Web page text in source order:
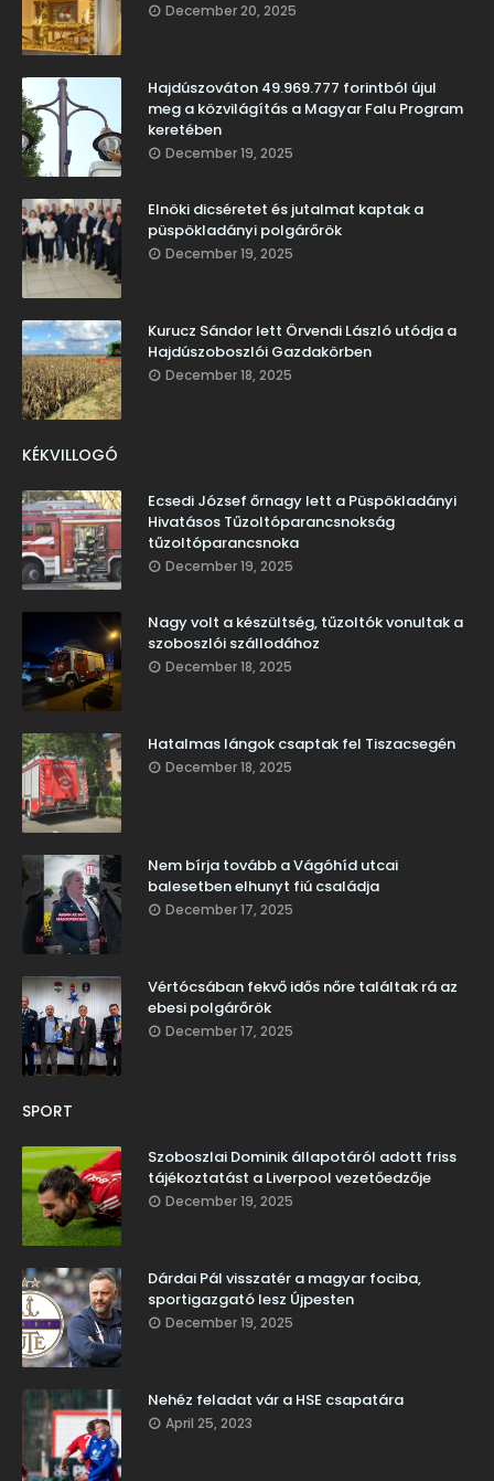
December 20, 2025
Hajdúszováton 49.969.777 forintból újul
meg a közvilágítás a Magyar Falu Program
keretében
December 19, 2025
Elnöki dicséretet és jutalmat kaptak a
püspökladányi polgárőrök
December 19, 2025
Kurucz Sándor lett Örvendi László utódja a
Hajdúszoboszlói Gazdakörben
December 18, 2025
KÉKVILLOGÓ
Ecsedi József őrnagy lett a Püspökladányi
Hivatásos Tűzoltóparancsnokság
tűzoltóparancsnoka
December 19, 2025
Nagy volt a készültség, tűzoltók vonultak a
szoboszlói szállodához
December 18, 2025
Hatalmas lángok csaptak fel Tiszacsegén
December 18, 2025
Nem bírja tovább a Vágóhíd utcai
balesetben elhunyt fiú családja
December 17, 2025
Vértócsában fekvő idős nőre találtak rá az
ebesi polgárőrök
December 17, 2025
SPORT
Szoboszlai Dominik állapotáról adott friss
tájékoztatást a Liverpool vezetőedzője
December 19, 2025
Dárdai Pál visszatér a magyar fociba,
sportigazgató lesz Újpesten
December 19, 2025
Nehéz feladat vár a HSE csapatára
April 25, 2023